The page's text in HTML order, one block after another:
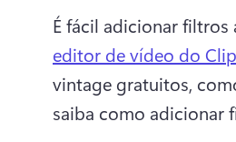
É fácil adicionar filtros
editor de vídeo do
vintage gratuitos,
saiba como adicionar